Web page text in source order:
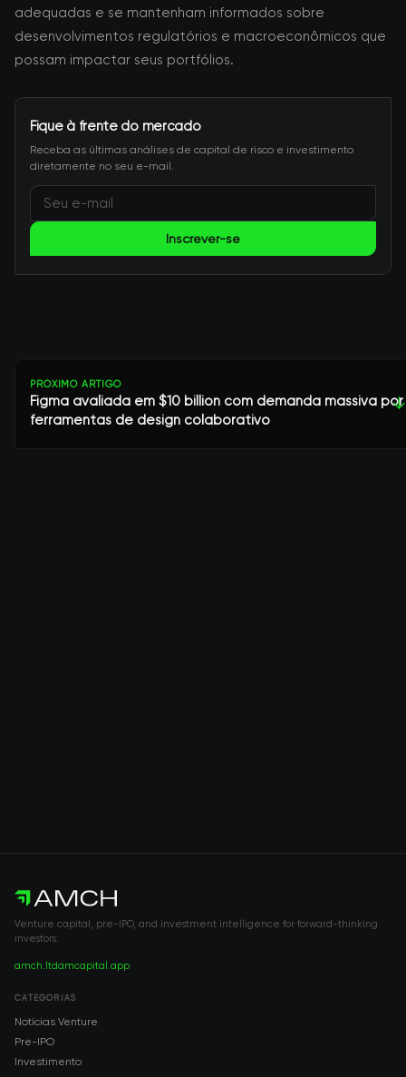
adequadas e se mantenham informados sobre
desenvolvimentos regulatórios e macroeconômicos que
possam impactar seus portfólios.
Fique à frente do mercado
Receba as últimas análises de capital de risco e investimento
diretamente no seu e-mail.
Inscrever-se
PRÓXIMO ARTIGO
Figma avaliada em $10 billion com demanda massiva por
ferramentas de design colaborativo
↓
Venture capital, pre-IPO, and investment intelligence for forward-thinking
investors.
amch.ltdamcapital.app
CATEGORIAS
Notícias Venture
Pre-IPO
Investimento